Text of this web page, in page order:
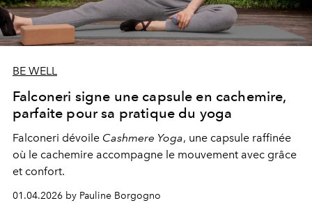
BE WELL
Falconeri signe une capsule en cachemire,
parfaite pour sa pratique du yoga
Falconeri dévoile Cashmere Yoga, une capsule raffinée
où le cachemire accompagne le mouvement avec grâce
et confort.
01.04.2026 by Pauline Borgogno